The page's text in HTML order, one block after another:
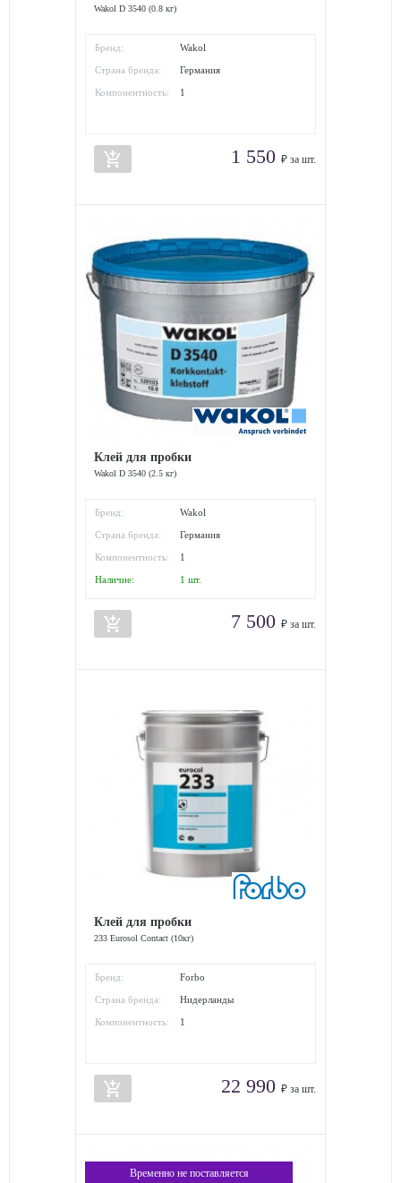
Wakol D 3540 (0.8 кг)
Бренд: Wakol
Страна бренда: Германия
Компонентность: 1
add_shopping_cart 1 550 ₽ за шт.
Клей для пробки
Wakol D 3540 (2.5 кг)
Бренд: Wakol
Страна бренда: Германия
Компонентность: 1
Наличие: 1 шт.
add_shopping_cart 7 500 ₽ за шт.
Клей для пробки
233 Eurosol Contact (10кг)
Бренд: Forbo
Страна бренда: Нидерланды
Компонентность: 1
add_shopping_cart 22 990 ₽ за шт.
Временно не поставляется